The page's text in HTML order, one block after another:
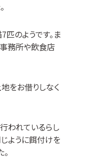
7匹のようです。ま
事務所や飲食店
をお借りしなく
われているらし
ように餌付けを